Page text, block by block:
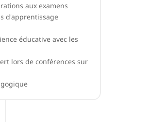
aux examens
d'apprentissage
éducative avec les
lors de conférences sur